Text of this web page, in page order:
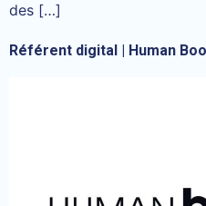
des […]
Référent digital | Human